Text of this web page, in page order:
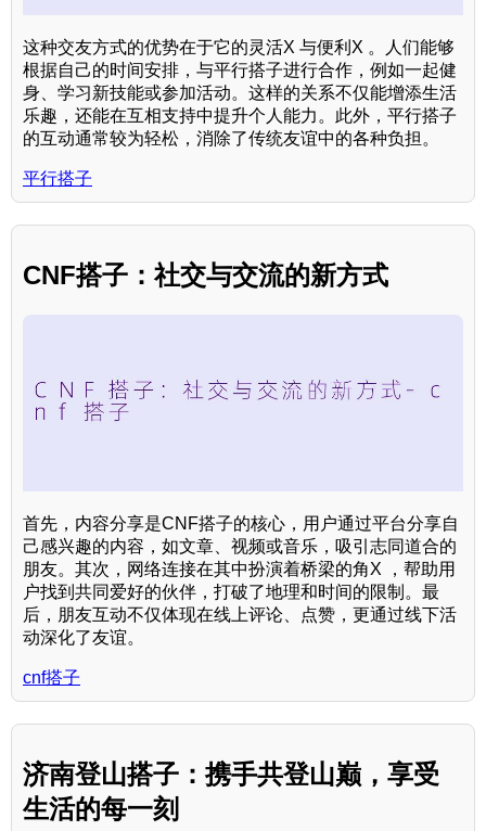
这种交友方式的优势在于它的灵活X 与便利X 。人们能够
根据自己的时间安排，与平行搭子进行合作，例如一起健
身、学习新技能或参加活动。这样的关系不仅能增添生活
乐趣，还能在互相支持中提升个人能力。此外，平行搭子
的互动通常较为轻松，消除了传统友谊中的各种负担。
平行搭子
CNF搭子：社交与交流的新方式
首先，内容分享是CNF搭子的核心，用户通过平台分享自
己感兴趣的内容，如文章、视频或音乐，吸引志同道合的
朋友。其次，网络连接在其中扮演着桥梁的角X ，帮助用
户找到共同爱好的伙伴，打破了地理和时间的限制。最
后，朋友互动不仅体现在线上评论、点赞，更通过线下活
动深化了友谊。
cnf搭子
济南登山搭子：携手共登山巅，享受
生活的每一刻